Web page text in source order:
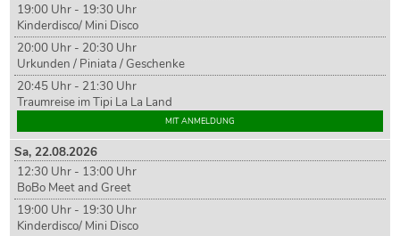
19:00 Uhr - 19:30 Uhr
Kinderdisco/ Mini Disco
20:00 Uhr - 20:30 Uhr
Urkunden / Piniata / Geschenke
20:45 Uhr - 21:30 Uhr
Traumreise im Tipi La La Land
MIT ANMELDUNG
Sa,22.08.2026
12:30 Uhr - 13:00 Uhr
BoBo Meet and Greet
19:00 Uhr - 19:30 Uhr
Kinderdisco/ Mini Disco